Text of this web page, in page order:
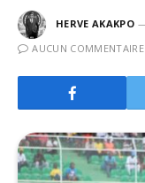
HERVE AKAKPO
AUCUN COMMENTAIRE